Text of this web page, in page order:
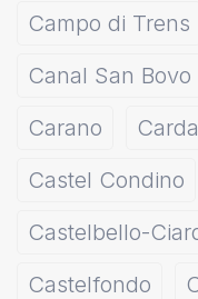
Campo di Trens
Canal San Bovo
Carano
Castel Condino
Castelbello-
Castelfondo